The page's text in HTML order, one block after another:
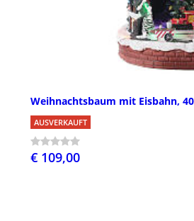
Weihnachtsbaum mit Eisbahn,
AUSVERKAUFT
€ 109,00